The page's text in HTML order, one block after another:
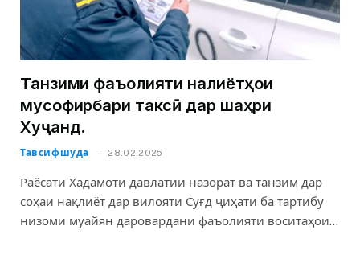
Танзими фаъолияти нақлиётҳои
мусофирбари таксӣ дар шаҳри
Хуҷанд.
Тавсифшуда 28.02.2025
Раёсати Хадамоти давлатии назорат ва танзим дар
соҳаи нақлиёт дар вилояти Суғд ҷиҳати ба тартибу
низоми муайян даровардани фаъолияти воситаҳои…